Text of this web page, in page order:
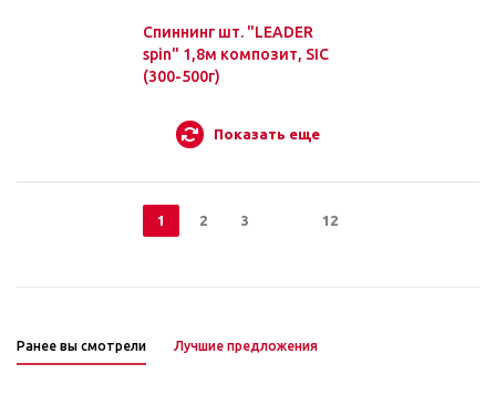
Спиннинг шт. "LEADER
spin" 1,8м композит, SIC
(300-500г)
Показать еще
1 2 3 12
Ранее вы смотрели Лучшие предложения